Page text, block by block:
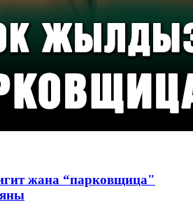
жана “парковщица"